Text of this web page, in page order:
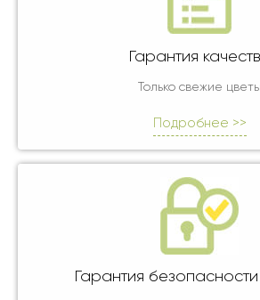
Гарантия
Только свежие цветы
Подробнее >>
Гарантия